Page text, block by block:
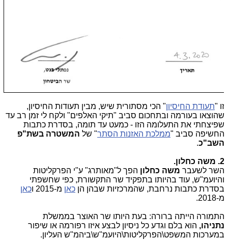
זו " תעודת החיסיון" הכי מסתורית שיש, מבין תעודות החיסיון,
שהוצאו בעורמה ובתחכום סביב "תיקי האלפים" ולקח לי זמן רב עד
שפיצחתי את התעלומה הזו - כמעט עד תומה, בסדרת כתבות
החשיפה סביב " ממלכת האזנות הסתר" שלהמשטרה בשת"פ
השב"כ.
השר לשעברמשה כחלוןהפך ל"מאותרג" ע"י הפרקליטות
והיועמ"ש, עוד בהיותו בתפקיד שר התקשורת, כפי שחשפתי
בסדרת כתבות נרחבת, שהמרכזיות שבהן הןכאןמ-2015 ו
כאן
מ-2018.
התמורה הייתה ברורה: בעת היותו שר האוצר בממשלת
נתניהו,הוא בלם וגדע כל ניסיון לבצע איזו רפורמה או שיפור
במערכות המשפט\הפרקליטות\היועמ"ש\ביהמ"ש העליון.